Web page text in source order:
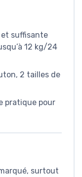
suffisante
12 kg/24
2 tailles de
pratique pour
surtout